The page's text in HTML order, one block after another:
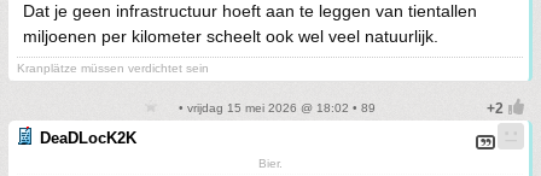
Dat je geen infrastructuur hoeft aan te leggen van tientallen
miljoenen per kilometer scheelt ook wel veel natuurlijk.
Kranplätze müssen verdichtet sein
• vrijdag 15 mei 2026 @ 18:02 • 89
DeaDLocK2K
Bier.